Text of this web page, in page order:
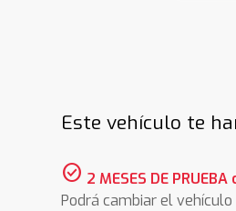
Este vehículo te
check_circle 2 MESES DE
Podrá cambiar el